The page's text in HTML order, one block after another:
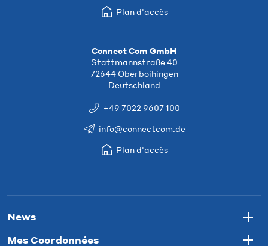
Plan d'accès
Connect Com GmbH
Stattmannstraße 40
72644 Oberboihingen
Deutschland
+49 7022 9607 100
info@connectcom.de
Plan d'accès
News
Mes Coordonnées